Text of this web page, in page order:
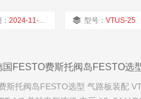
：2024-11-21 型号：VTUS-25
FESTO费斯托阀岛FESTO选
斯托阀岛FESTO选型 气路板装配